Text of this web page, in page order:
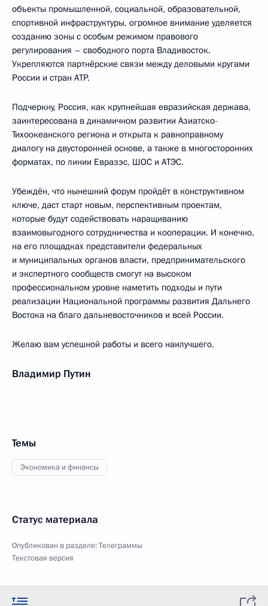
объекты промышленной, социальной, образовательной,
спортивной инфраструктуры, огромное внимание уделяется
созданию зоны с особым режимом правового
регулирования – свободного порта Владивосток.
Укрепляются партнёрские связи между деловыми кругами
России и стран АТР.
Подчеркну, Россия, как крупнейшая евразийская держава,
заинтересована в динамичном развитии Азиатско-
Тихоокеанского региона и открыта к равноправному
диалогу на двусторонней основе, а также в многосторонних
форматах, по линии Евразэс, ШОС и АТЭС.
Убеждён, что нынешний форум пройдёт в конструктивном
ключе, даст старт новым, перспективным проектам,
которые будут содействовать наращиванию
взаимовыгодного сотрудничества и кооперации. И конечно,
на его площадках представители федеральных
и муниципальных органов власти, предпринимательского
и экспертного сообществ смогут на высоком
профессиональном уровне наметить подходы и пути
реализации Национальной программы развития Дальнего
Востока на благо дальневосточников и всей России.
Желаю вам успешной работы и всего наилучшего.
Владимир Путин
Темы
Экономика и финансы
Статус материала
Опубликован в разделе:Телеграммы
Текстовая версия